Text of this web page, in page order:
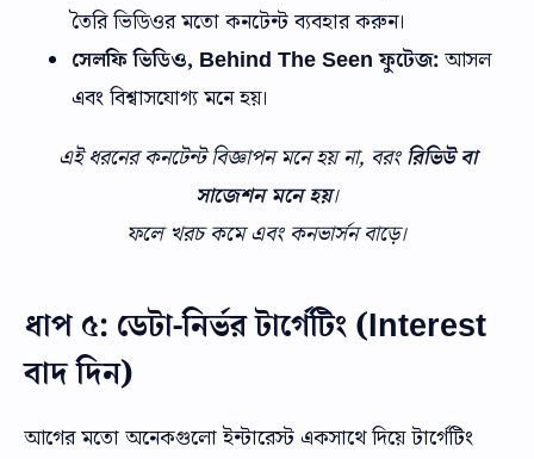
তৈরি ভিডিওর মতো কনটেন্ট ব্যবহার করুন।
সেলফি ভিডিও, Behind The Seenফুটেজ: আসল
এবং বিশ্বাসযোগ্য মনে হয়।
এই ধরনের কনটেন্ট বিজ্ঞাপন মনে হয় না, বরং রিভিউ বা
সাজেশন মনে হয়।
ফলে খরচ কমে এবং কনভার্সন বাড়ে।
ধাপ ৫: ডেটা-নির্ভর টার্গেটিং (Interest
বাদ দিন)
আগের মতো অনেকগুলো ইন্টারেস্ট একসাথে দিয়ে টার্গেটিং